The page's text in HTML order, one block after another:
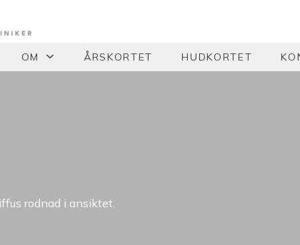
OM ÅRSKORTET HUDKORTET
rodnad i ansiktet.